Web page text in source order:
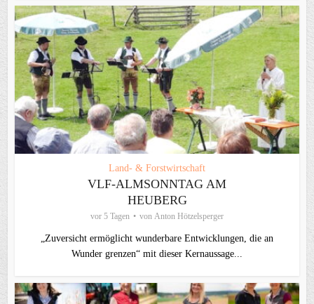
Land- & Forstwirtschaft
VLF-ALMSONNTAG AM
HEUBERG
vor 5 Tagen von Anton Hötzelsperger
„Zuversicht ermöglicht wunderbare Entwicklungen, die an
Wunder grenzen“ mit dieser Kernaussage...